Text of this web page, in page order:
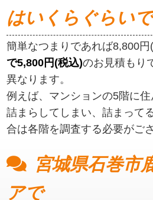
はいくらぐらい
簡単なつまりであれば8,800円
で5,800円(税込)のお見積もり
異なります。
例えば、マンションの5階に
詰まらしてしまい、詰まって
合は各階を調査する必要がご
宮城県石巻市
アで